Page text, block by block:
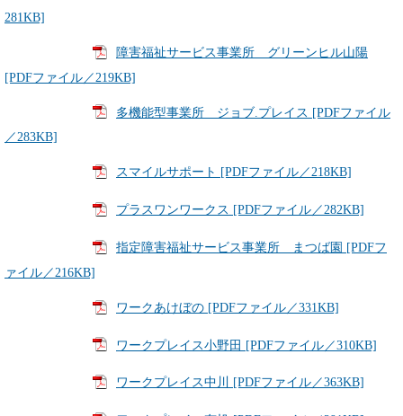
281KB]
障害福祉サービス事業所 グリーンヒル山陽
[PDFファイル／219KB]
多機能型事業所 ジョブ.プレイス [PDFファイル
／283KB]
スマイルサポート [PDFファイル／218KB]
プラスワンワークス [PDFファイル／282KB]
指定障害福祉サービス事業所 まつば園 [PDFフ
ァイル／216KB]
ワークあけぼの [PDFファイル／331KB]
ワークプレイス小野田 [PDFファイル／310KB]
ワークプレイス中川 [PDFファイル／363KB]